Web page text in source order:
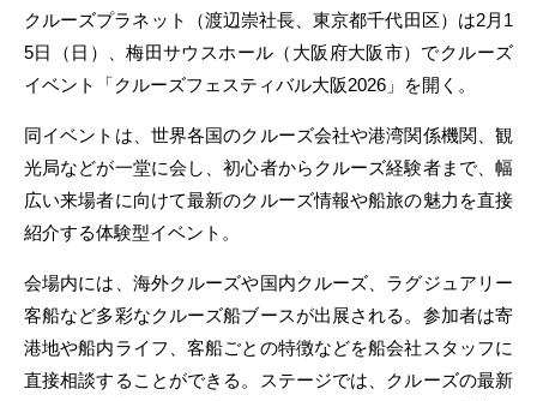
クルーズプラネット（渡辺崇社長、東京都千代田区）は2月1
5日（日）、梅田サウスホール（大阪府大阪市）でクルーズ
イベント「クルーズフェスティバル大阪2026」を開く。
同イベントは、世界各国のクルーズ会社や港湾関係機関、観
光局などが一堂に会し、初心者からクルーズ経験者まで、幅
広い来場者に向けて最新のクルーズ情報や船旅の魅力を直接
紹介する体験型イベント。
会場内には、海外クルーズや国内クルーズ、ラグジュアリー
客船など多彩なクルーズ船ブースが出展される。参加者は寄
港地や船内ライフ、客船ごとの特徴などを船会社スタッフに
直接相談することができる。ステージでは、クルーズの最新